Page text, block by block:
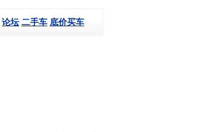
论坛 二手车 底价买车